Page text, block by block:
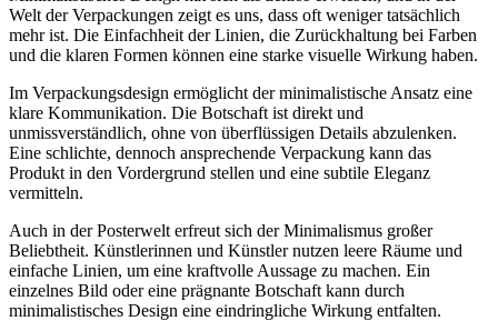
Welt der Verpackungen zeigt es uns, dass oft weniger tatsächlich
mehr ist. Die Einfachheit der Linien, die Zurückhaltung bei Farben
und die klaren Formen können eine starke visuelle Wirkung haben.
Im Verpackungsdesign ermöglicht der minimalistische Ansatz eine
klare Kommunikation. Die Botschaft ist direkt und
unmissverständlich, ohne von überflüssigen Details abzulenken.
Eine schlichte, dennoch ansprechende Verpackung kann das
Produkt in den Vordergrund stellen und eine subtile Eleganz
vermitteln.
Auch in der Posterwelt erfreut sich der Minimalismus großer
Beliebtheit. Künstlerinnen und Künstler nutzen leere Räume und
einfache Linien, um eine kraftvolle Aussage zu machen. Ein
einzelnes Bild oder eine prägnante Botschaft kann durch
minimalistisches Design eine eindringliche Wirkung entfalten.